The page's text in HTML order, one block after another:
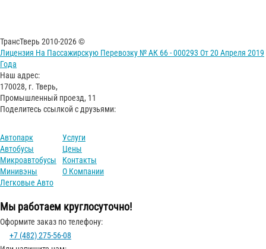
ТрансТверь 2010-2026 ©
Лицензия На Пассажирскую Перевозку № АК 66 - 000293 От 20 Апреля 2019
Года
Наш адрес:
170028, г. Тверь,
Промышленный проезд, 11
Поделитесь ссылкой с друзьями:
Автопарк
Автобусы
Микроавтобусы
Минивэны
Легковые Авто
Услуги
Цены
Контакты
О Компании
Мы работаем круглосуточно!
Оформите заказ по телефону:
+7 (482) 275-56-08